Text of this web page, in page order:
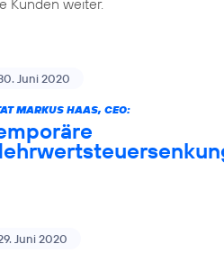
Kunden weiter.
Juni 2020
MARKUS HAAS, CEO:
Juni 2020